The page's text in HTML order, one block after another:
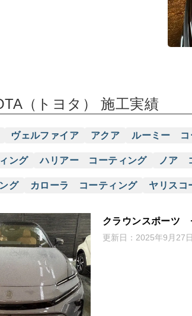
（トヨタ） 施工実績
ヴェルファイア アクア ルーミー コ
ング ハリアー コーティング ノア
グ カローラ コーティング ヤリスコ
クラウンスポーツ
更新日： 2025年9月27日